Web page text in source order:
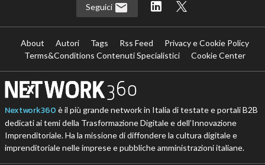
Seguici
About Autori Tags Rss Feed
Privacy e Cookie Policy
Terms&Conditions Contenuti Specialistici
Cookie Center
Nextwork360 è il più grande network in Italia di testate e portali B2B
dedicati ai temi della Trasformazione Digitale e dell’Innovazione
Imprenditoriale. Ha la missione di diffondere la cultura digitale e
imprenditoriale nelle imprese e pubbliche amministrazioni italiane.